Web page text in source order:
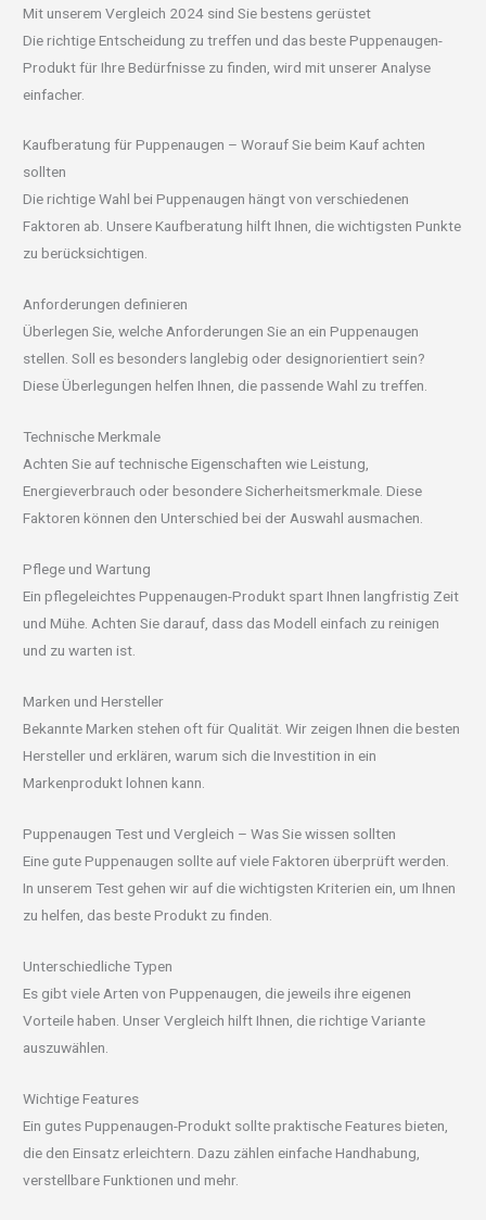
Mit unserem Vergleich 2024 sind Sie bestens gerüstet
Die richtige Entscheidung zu treffen und das beste Puppenaugen-
Produkt für Ihre Bedürfnisse zu finden, wird mit unserer Analyse
einfacher.
Kaufberatung für Puppenaugen – Worauf Sie beim Kauf achten
sollten
Die richtige Wahl bei Puppenaugen hängt von verschiedenen
Faktoren ab. Unsere Kaufberatung hilft Ihnen, die wichtigsten Punkte
zu berücksichtigen.
Anforderungen definieren
Überlegen Sie, welche Anforderungen Sie an ein Puppenaugen
stellen. Soll es besonders langlebig oder designorientiert sein?
Diese Überlegungen helfen Ihnen, die passende Wahl zu treffen.
Technische Merkmale
Achten Sie auf technische Eigenschaften wie Leistung,
Energieverbrauch oder besondere Sicherheitsmerkmale. Diese
Faktoren können den Unterschied bei der Auswahl ausmachen.
Pflege und Wartung
Ein pflegeleichtes Puppenaugen-Produkt spart Ihnen langfristig Zeit
und Mühe. Achten Sie darauf, dass das Modell einfach zu reinigen
und zu warten ist.
Marken und Hersteller
Bekannte Marken stehen oft für Qualität. Wir zeigen Ihnen die besten
Hersteller und erklären, warum sich die Investition in ein
Markenprodukt lohnen kann.
Puppenaugen Test und Vergleich – Was Sie wissen sollten
Eine gute Puppenaugen sollte auf viele Faktoren überprüft werden.
In unserem Test gehen wir auf die wichtigsten Kriterien ein, um Ihnen
zu helfen, das beste Produkt zu finden.
Unterschiedliche Typen
Es gibt viele Arten von Puppenaugen, die jeweils ihre eigenen
Vorteile haben. Unser Vergleich hilft Ihnen, die richtige Variante
auszuwählen.
Wichtige Features
Ein gutes Puppenaugen-Produkt sollte praktische Features bieten,
die den Einsatz erleichtern. Dazu zählen einfache Handhabung,
verstellbare Funktionen und mehr.